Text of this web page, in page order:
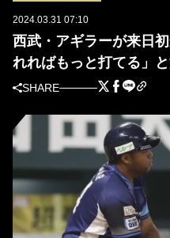
2024.03.31 07:10
西武・アギラーが来日
れればもっと打てる」
SHARE